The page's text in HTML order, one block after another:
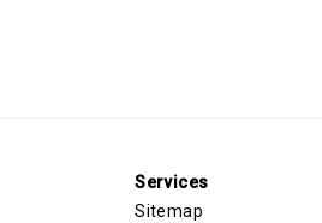
Services
Sitemap